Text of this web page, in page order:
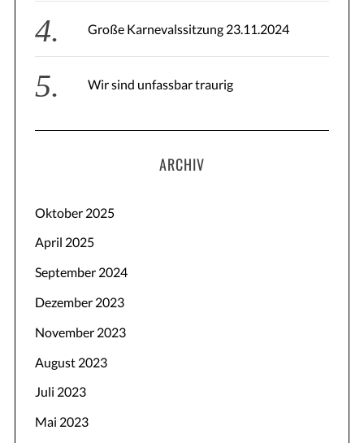
Große Karnevalssitzung 23.11.2024
Wir sind unfassbar traurig
ARCHIV
Oktober 2025
April 2025
September 2024
Dezember 2023
November 2023
August 2023
Juli 2023
Mai 2023